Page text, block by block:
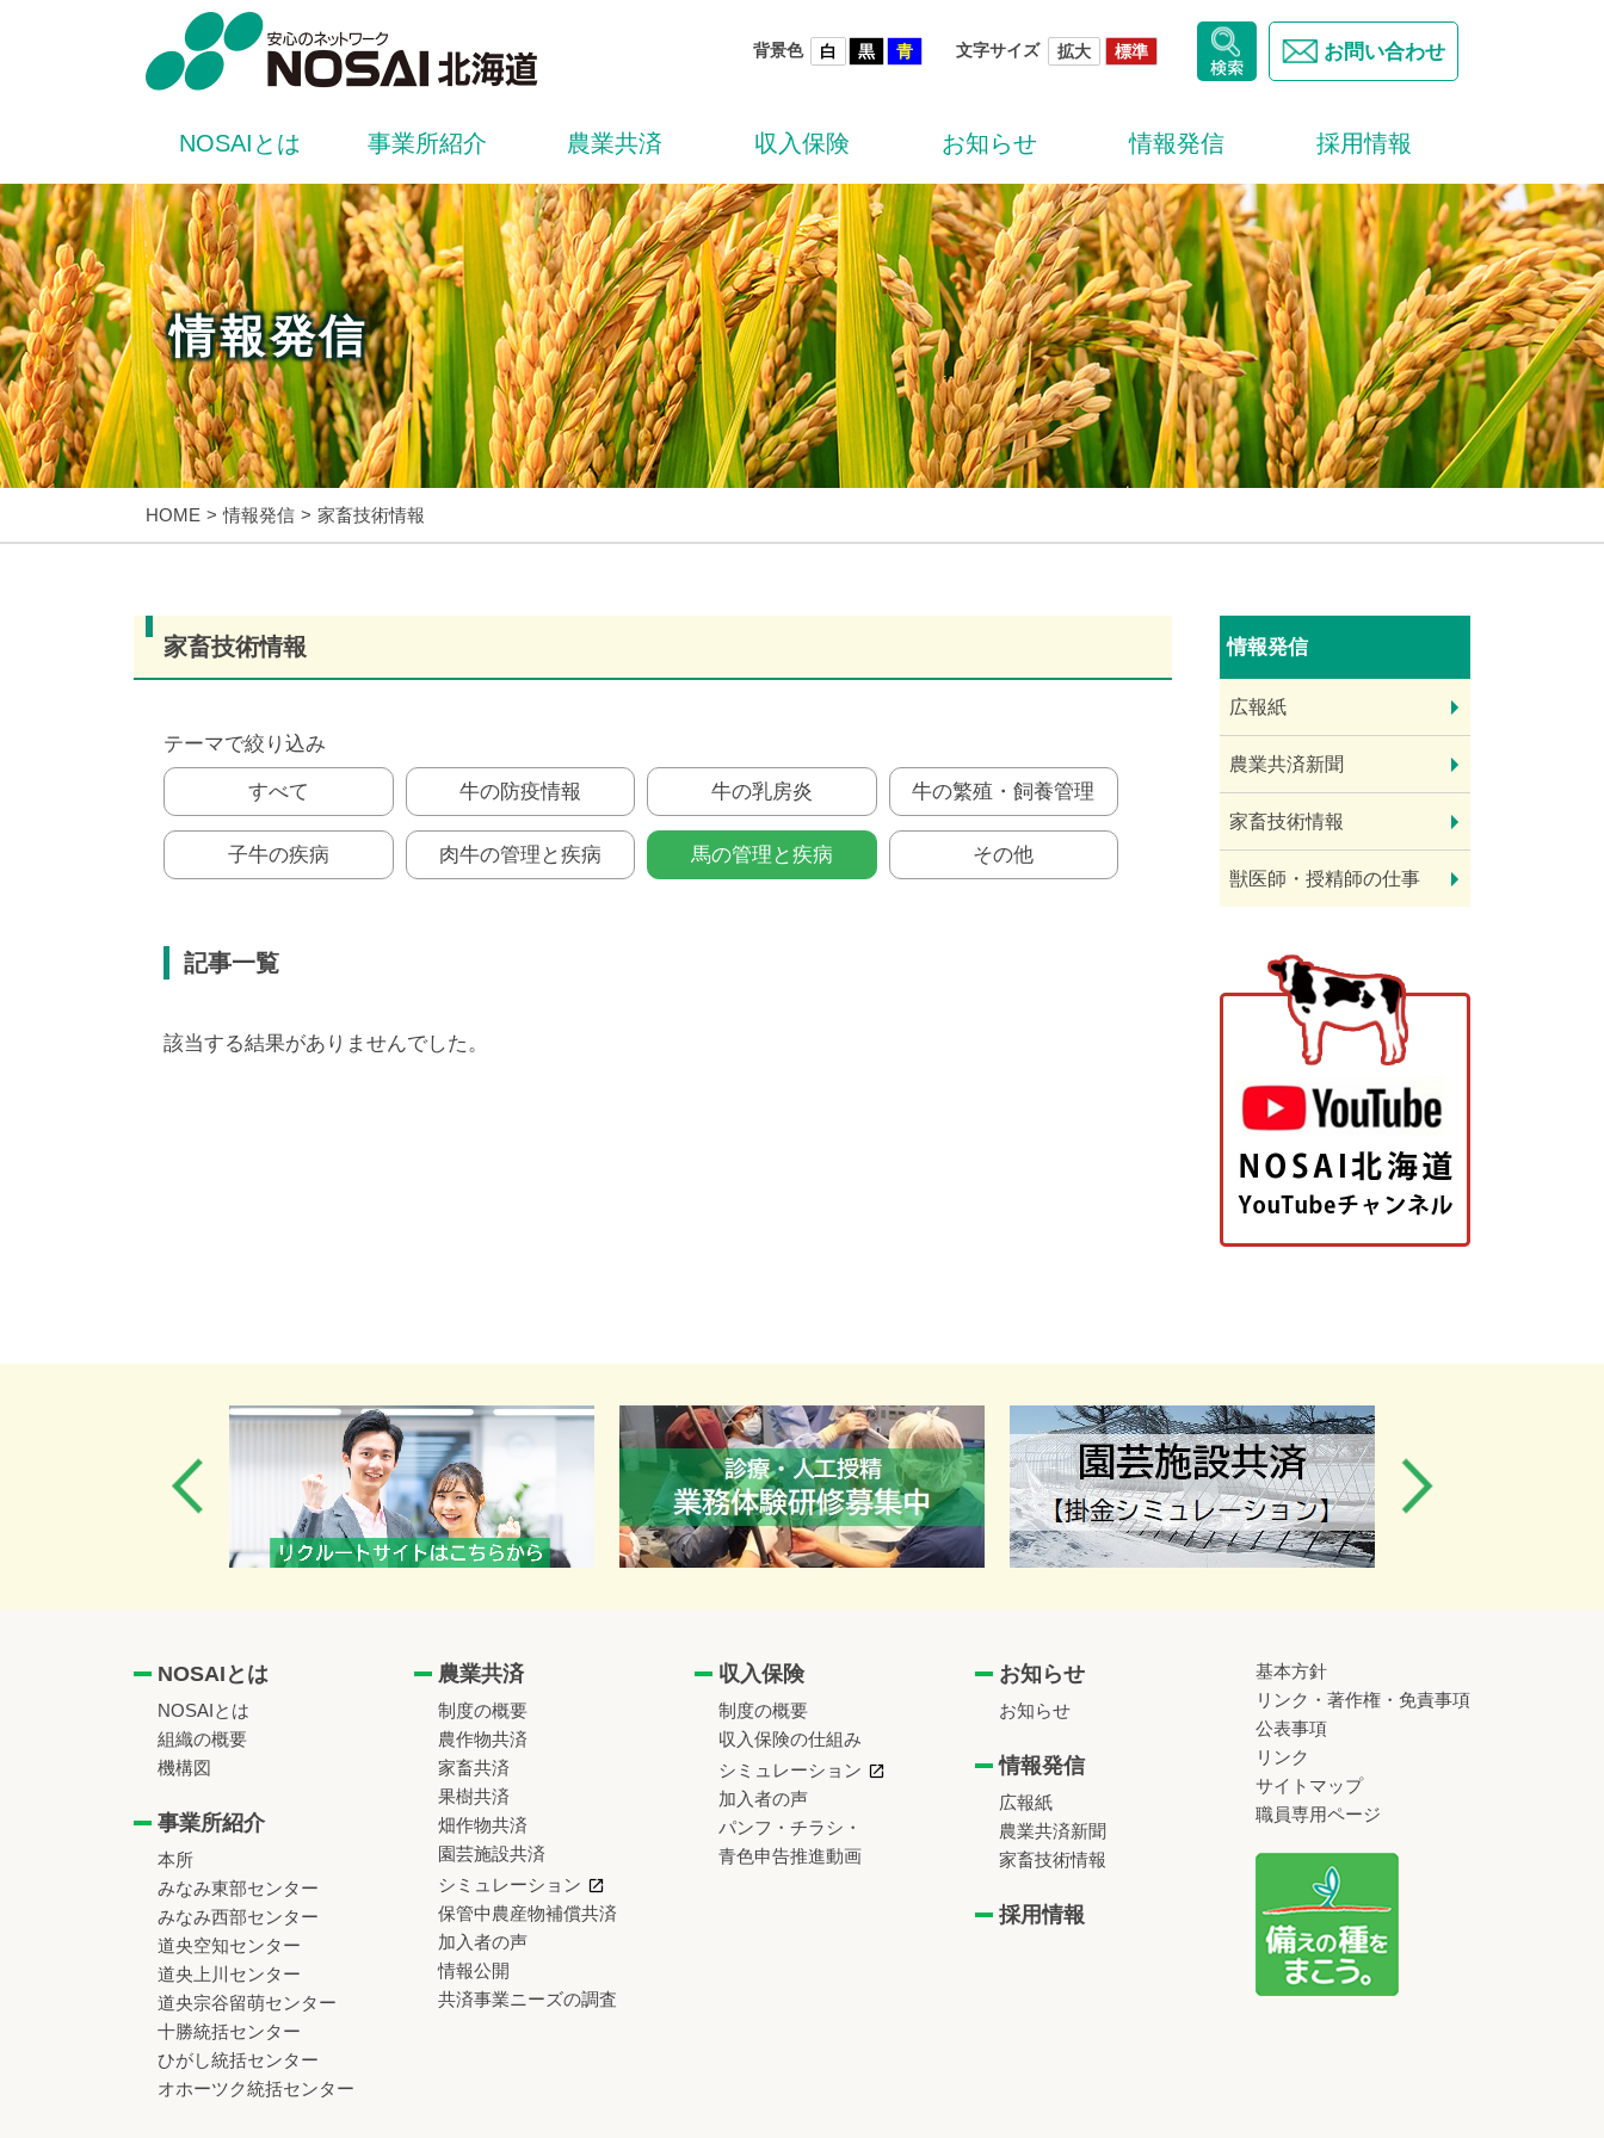
背景色 白 黒 青 文字サイズ 拡大 標準 お問い合わせ
NOSAIとは 事業所紹介 農業共済 収入保険 お知らせ 情報発信 採用情報
情報発信
HOME 情報発信 家畜技術情報
家畜技術情報
テーマで絞り込み
すべて 牛の防疫情報 牛の乳房炎 牛の繁殖・飼養管理
子牛の疾病 肉牛の管理と疾病 馬の管理と疾病 その他
記事一覧
該当する結果がありませんでした。
情報発信
広報紙
農業共済新聞
家畜技術情報
獣医師・授精師の仕事
NOSAIとは
NOSAIとは
組織の概要
機構図
事業所紹介
本所
みなみ東部センター
みなみ西部センター
道央空知センター
道央上川センター
道央宗谷留萌センター
十勝統括センター
ひがし統括センター
オホーツク統括センター
農業共済
制度の概要
農作物共済
家畜共済
果樹共済
畑作物共済
園芸施設共済
シミュレーション
保管中農産物補償共済
加入者の声
情報公開
共済事業ニーズの調査
収入保険
制度の概要
収入保険の仕組み
シミュレーション
加入者の声
パンフ・チラシ・
青色申告推進動画
お知らせ
お知らせ
情報発信
広報紙
農業共済新聞
家畜技術情報
採用情報
基本方針
リンク・著作権・免責事項
公表事項
リンク
サイトマップ
職員専用ページ